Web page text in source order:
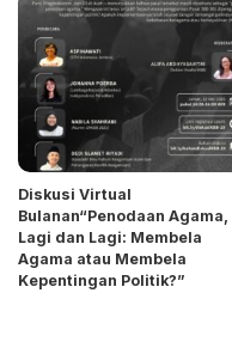
Diskusi Virtual
Bulanan“Penodaan Agama,
Lagi dan Lagi: Membela
Agama atau Membela
Kepentingan Politik?”